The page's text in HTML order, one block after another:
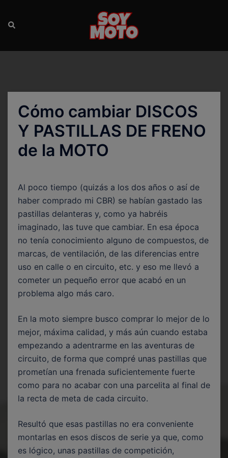
Buscar
Cómo cambiar DISCOS
Y PASTILLAS DE FRENO
de la MOTO
Al poco tiempo (quizás a los dos años o así de
haber comprado mi CBR) se habían gastado las
pastillas delanteras y, como ya habréis
imaginado, las tuve que cambiar. En esa época
no tenía conocimiento alguno de compuestos, de
marcas, de ventilación, de las diferencias entre
uso en calle o en circuito, etc. y eso me llevó a
cometer un pequeño error que acabó en un
problema algo más caro.
En la moto siempre busco comprar lo mejor de lo
mejor, máxima calidad, y más aún cuando estaba
empezando a adentrarme en las aventuras de
circuito, de forma que compré unas pastillas que
prometían una frenada suficientemente fuerte
como para no acabar con una parcelita al final de
la recta de meta de cada circuito.
Resultó que esas pastillas no era conveniente
montarlas en esos discos de serie ya que, como
es lógico, unas pastillas de competición,